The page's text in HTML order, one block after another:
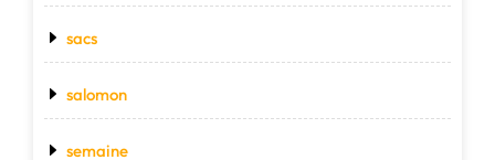
sacs
salomon
semaine